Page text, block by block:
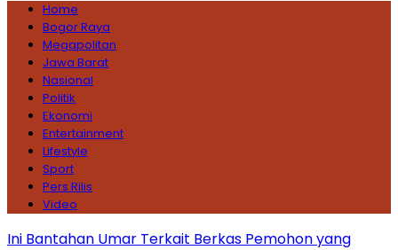
Home
Bogor Raya
Megapolitan
Jawa Barat
Nasional
Politik
Ekonomi
Entertainment
Lifestyle
Sport
Pers Rilis
Video
Ini Bantahan Umar Terkait Berkas Pemohon yang